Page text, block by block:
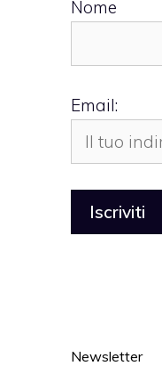
Nome
Email:
Newsletter